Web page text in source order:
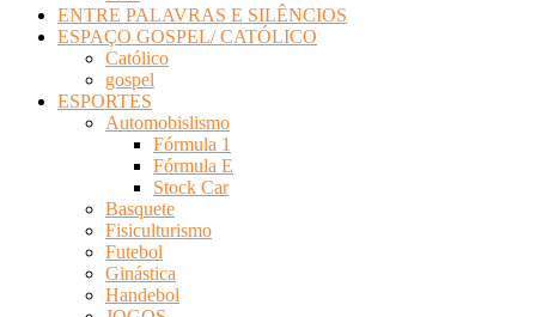
ENTRE PALAVRAS E SILÊNCIOS
ESPAÇO GOSPEL/ CATÓLICO
Católico
gospel
ESPORTES
Automobislismo
Fórmula 1
Fórmula E
Stock Car
Basquete
Fisiculturismo
Futebol
Ginástica
Handebol